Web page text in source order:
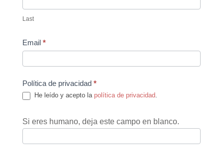
Last
Email *
Política de privacidad *
He leído y acepto la política de privacidad
Si eres humano, deja este campo en blanco.